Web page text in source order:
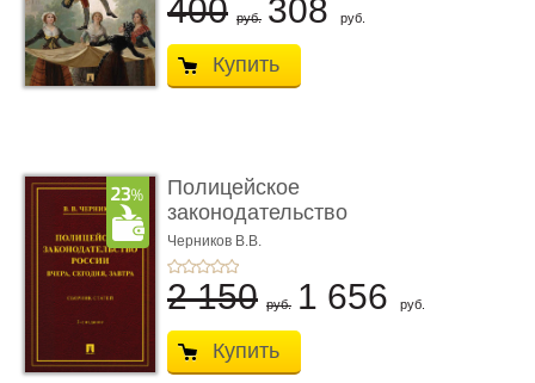
400 руб. 308 руб.
Купить
Полицейское
законодательство
России: вчера, с� ...
Черников В.В.
2 150 руб. 1 656 руб.
Купить